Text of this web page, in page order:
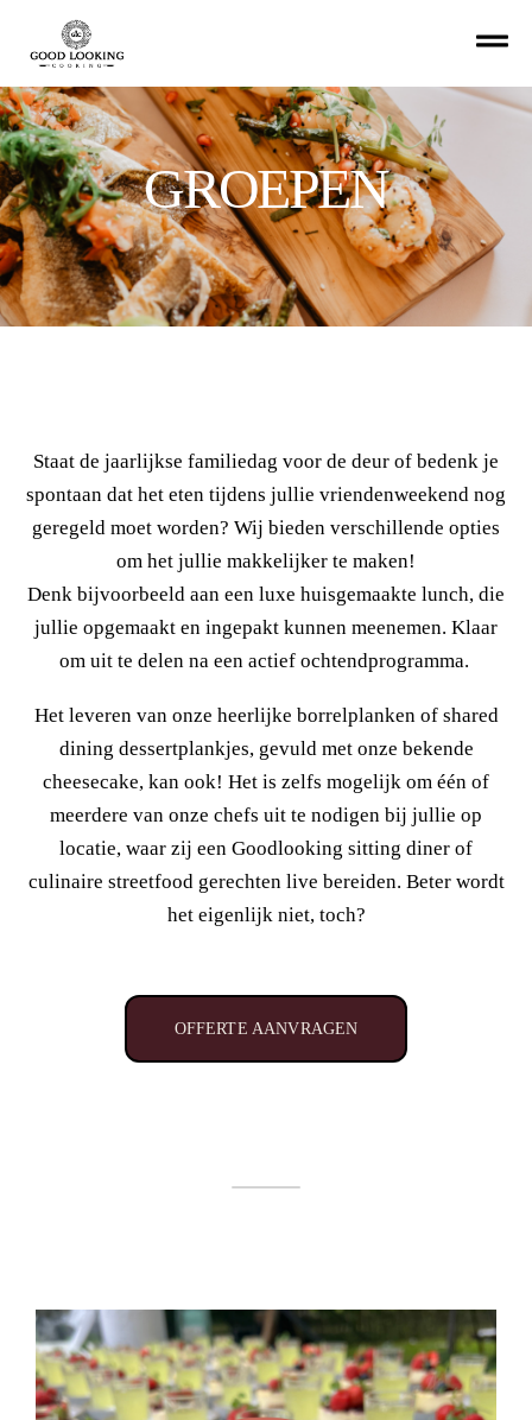
GROEPEN
Staat de jaarlijkse familiedag voor de deur of bedenk je
spontaan dat het eten tijdens jullie vriendenweekend nog
geregeld moet worden? Wij bieden verschillende opties
om het jullie makkelijker te maken!
Denk bijvoorbeeld aan een luxe huisgemaakte lunch, die
jullie opgemaakt en ingepakt kunnen meenemen. Klaar
om uit te delen na een actief ochtendprogramma.
Het leveren van onze heerlijke borrelplanken of shared
dining dessertplankjes, gevuld met onze bekende
cheesecake, kan ook! Het is zelfs mogelijk om één of
meerdere van onze chefs uit te nodigen bij jullie op
locatie, waar zij een Goodlooking sitting diner of
culinaire streetfood gerechten live bereiden. Beter wordt
het eigenlijk niet, toch?
OFFERTE AANVRAGEN